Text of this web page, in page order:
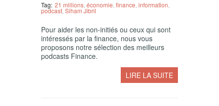
Tag: 21 millions économie finance information
podcast Siham Jibril
Pour aider les non-initiés ou ceux qui sont
intéressés par la finance, nous vous
proposons notre sélection des meilleurs
podcasts Finance.
LIRE LA SUITE